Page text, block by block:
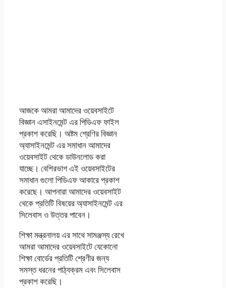
আজকে আমরা আমাদের ওয়েবসাইটে
বিজ্ঞান এসাইনমেন্ট এর পিডিএফ ফাইল
প্রকাশ করেছি। অষ্টম শ্রেণির বিজ্ঞান
অ্যাসাইনমেন্ট এর সমাধান আমাদের
ওয়েবসাইট থেকে ডাউনলোড করা
যাচ্ছে। বেশিরভাগ এই ওয়েবসাইটের
সমাধান গুলো পিডিএফ আকারে প্রকাশ
করেছে। আপনারা আমাদের ওয়েবসাইট
থেকে প্রতিটি বিষয়ের অ্যাসাইনমেন্ট এর
সিলেবাস ও উত্তর পাবেন।
শিক্ষা মন্ত্রনালয় এর সাথে সামঞ্জস্য রেখে
আমরা আমাদের ওয়েবসাইটে যেকোনো
শিক্ষা বোর্ডের প্রতিটি শ্রেণীর জন্য
সমস্ত ধরনের পাঠ্যক্রম এবং সিলেবাস
প্রকাশ করেছি।